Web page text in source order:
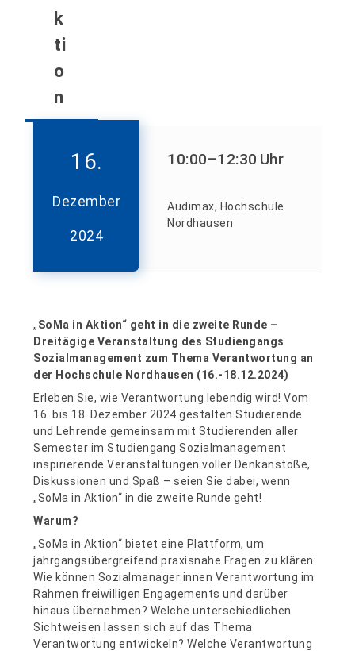
k
ti
o
n
16.
Dezember
2024
10:00–12:30 Uhr
Audimax, Hochschule
Nordhausen
„SoMa in Aktion“ geht in die zweite Runde –
Dreitägige Veranstaltung des Studiengangs
Sozialmanagement zum Thema Verantwortung an
der Hochschule Nordhausen (16.-18.12.2024)
Erleben Sie, wie Verantwortung lebendig wird! Vom
16. bis 18. Dezember 2024 gestalten Studierende
und Lehrende gemeinsam mit Studierenden aller
Semester im Studiengang Sozialmanagement
inspirierende Veranstaltungen voller Denkanstöße,
Diskussionen und Spaß – seien Sie dabei, wenn
„SoMa in Aktion“ in die zweite Runde geht!
Warum?
„SoMa in Aktion“ bietet eine Plattform, um
jahrgangsübergreifend praxisnahe Fragen zu klären:
Wie können Sozialmanager:innen Verantwortung im
Rahmen freiwilligen Engagements und darüber
hinaus übernehmen? Welche unterschiedlichen
Sichtweisen lassen sich auf das Thema
Verantwortung entwickeln? Welche Verantwortung